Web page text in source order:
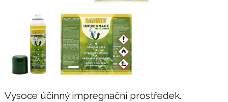
Vysoce účinný impregnační prostředek.